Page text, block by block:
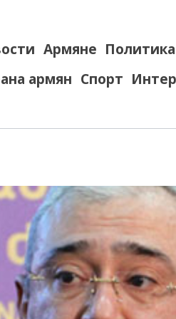
Армяне Политика
армян Спорт